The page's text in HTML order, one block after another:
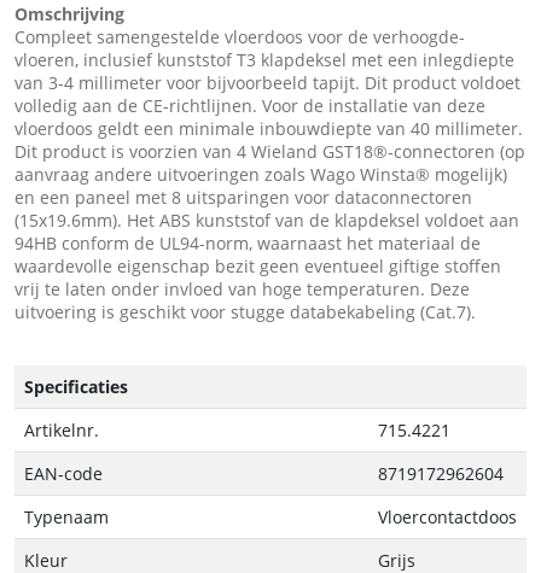
Omschrijving
Compleet samengestelde vloerdoos voor de verhoogde-
vloeren, inclusief kunststof T3 klapdeksel met een inlegdiepte
van 3-4 millimeter voor bijvoorbeeld tapijt. Dit product voldoet
volledig aan de CE-richtlijnen. Voor de installatie van deze
vloerdoos geldt een minimale inbouwdiepte van 40 millimeter.
Dit product is voorzien van 4 Wieland GST18®-connectoren (op
aanvraag andere uitvoeringen zoals Wago Winsta® mogelijk)
en een paneel met 8 uitsparingen voor dataconnectoren
(15x19.6mm). Het ABS kunststof van de klapdeksel voldoet aan
94HB conform de UL94-norm, waarnaast het materiaal de
waardevolle eigenschap bezit geen eventueel giftige stoffen
vrij te laten onder invloed van hoge temperaturen. Deze
uitvoering is geschikt voor stugge databekabeling (Cat.7).
Specificaties
Artikelnr.
715.4221
EAN-code
8719172962604
Typenaam
Vloercontactdoos
Kleur
Grijs